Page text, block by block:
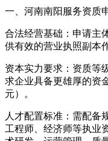
一、河南南阳服务资质
合法经营基础：申请主
供有效的营业执照副本
资本实力要求：资质等
求企业具备更雄厚的资
元）。
人才配置标准：需配备
工程师、经济师等执业